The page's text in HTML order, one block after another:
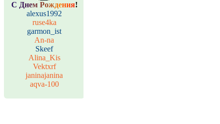
С Днем Рождения!
alexus1992
ruse4ka
garmon_ist
An-na
Skeef
Alina_Kis
Vektxrf
janinajanina
aqva-100